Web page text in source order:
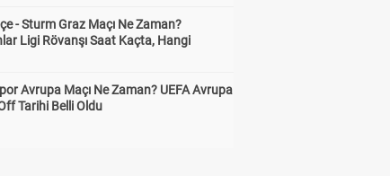
- Sturm Graz Maçı Ne Zaman?
Ligi Rövanşı Saat Kaçta, Hangi
Avrupa Maçı Ne Zaman? UEFA Avrupa
Tarihi Belli Oldu